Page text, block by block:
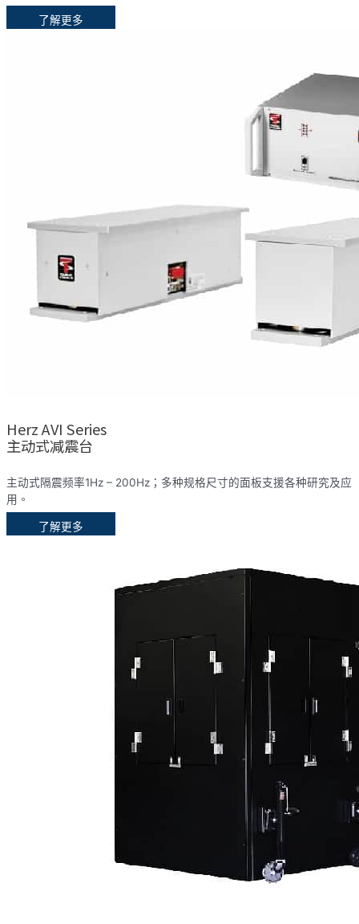
了解更多
Herz AVI Series
主动式减震台
主动式隔震频率1Hz – 200Hz；多种规格尺寸的面板支援各种研究及应
用。
了解更多